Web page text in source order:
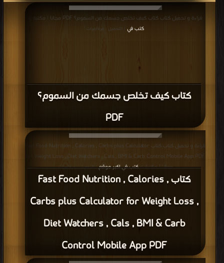
كتاب كيف تخلص جسمك من السموم؟
PDF
قراءة و تحميل كتاب كتاب كيف تخلص جسمك من السموم؟ PDF مجانا | مكتبة >
كتب في
| التحميل : مرة/مرات
كتاب Fast Food Nutrition , Calories ,
Carbs plus Calculator for Weight Loss ,
Diet Watchers , Cals , BMI & Carb
Control Mobile App PDF
قراءة و تحميل كتاب كتاب Fast Food Nutrition , Calories , Carbs plus Calculator
for Weight Loss , Diet Watchers , Cals , BMI & Carb Control Mobile App PDF
مجانا | مكتبة >كتب في اكبر موقع| التحميل : مرة/مرات